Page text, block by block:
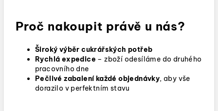
Proč nakoupit právě u nás?
Široký výběr cukrářských potřeb
Rychlá expedice – zboží odesíláme do druhého
pracovního dne
Pečlivé zabalení každé objednávky, aby vše
dorazilo v perfektním stavu